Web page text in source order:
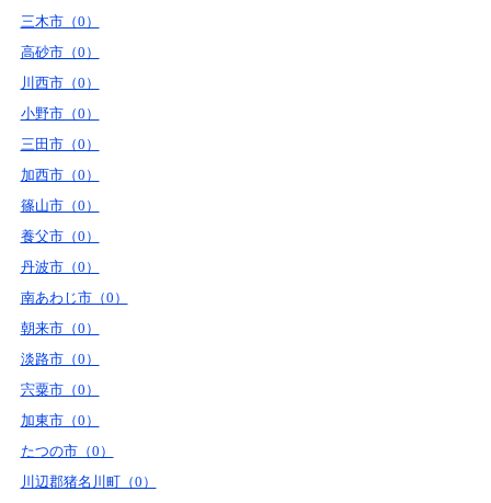
三木市（0）
高砂市（0）
川西市（0）
小野市（0）
三田市（0）
加西市（0）
篠山市（0）
養父市（0）
丹波市（0）
南あわじ市（0）
朝来市（0）
淡路市（0）
宍粟市（0）
加東市（0）
たつの市（0）
川辺郡猪名川町（0）